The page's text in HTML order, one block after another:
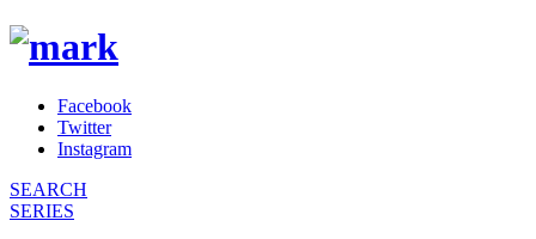
Facebook
Twitter
Instagram
SEARCH
SERIES